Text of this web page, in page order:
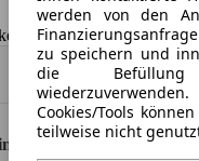
Gewähr.
Automarkt.
werden von den
zu speichern und
die Befüllung
Cookies/Tools
teilweise nicht